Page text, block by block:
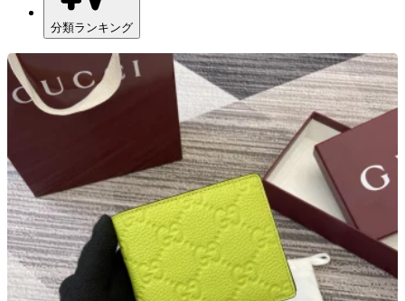
分類ランキング